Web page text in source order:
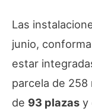
Las
junio,
estar
parcela de
de 93 plazas y